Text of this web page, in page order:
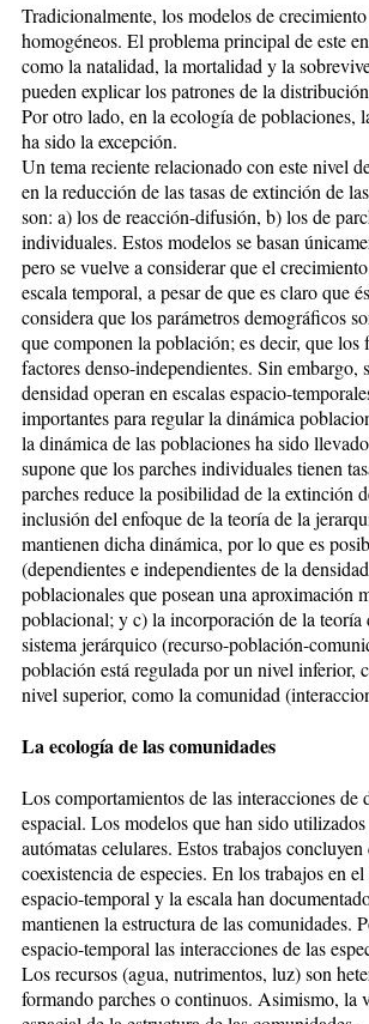
Tradicionalmente, los modelos de
homogéneos. El problema principal de este
como la natalidad, la mortalidad y la
pueden explicar los patrones de la
Por otro lado, en la ecología de poblaciones,
ha sido la excepción.
Un tema reciente relacionado con este nivel
en la reducción de las tasas de extinción de
son: a) los de reacción-difusión, b) los de
individuales. Estos modelos se basan
pero se vuelve a considerar que el
escala temporal, a pesar de que es claro que
considera que los parámetros demográficos
que componen la población; es decir, que los
factores denso-independientes. Sin embargo,
densidad operan en escalas espacio-
importantes para regular la dinámica
la dinámica de las poblaciones ha sido
supone que los parches individuales tienen
parches reduce la posibilidad de la extinción
inclusión del enfoque de la teoría de la
mantienen dicha dinámica, por lo que es
(dependientes e independientes de la
poblacionales que posean una aproximación
poblacional; y c) la incorporación de la
sistema jerárquico (recurso-población-
población está regulada por un nivel inferior,
nivel superior, como la comunidad
La ecología de las comunidades
Los comportamientos de las interacciones de
espacial. Los modelos que han sido
autómatas celulares. Estos trabajos
coexistencia de especies. En los trabajos en
espacio-temporal y la escala han
mantienen la estructura de las comunidades.
espacio-temporal las interacciones de las
Los recursos (agua, nutrimentos, luz) son
formando parches o continuos. Asimismo, la